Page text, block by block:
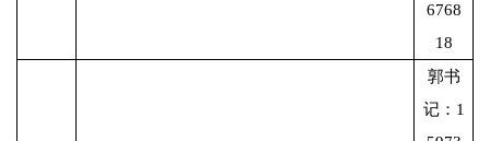
6768
18
郭书
记：1